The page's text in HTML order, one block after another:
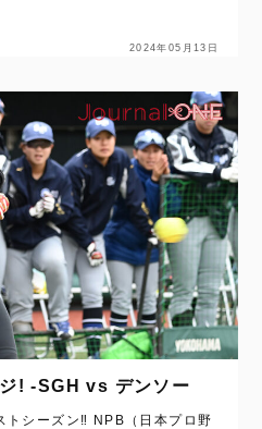
2024年05月13日
! -SGH vs デンソー
トシーズン‼ NPB（日本プロ野